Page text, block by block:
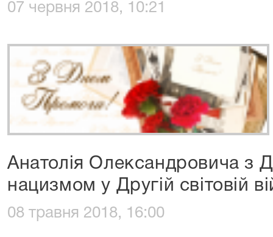
07 червня 2018, 10:21
Анатолія Олександровича з
нацизмом у Другій світовій
08 травня 2018, 16:00